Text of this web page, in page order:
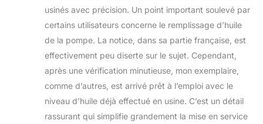
serre, pergola. Vous
pouvez couvrir
20m² environ 50
BARS DE PRESSION
brume fine qui
rafraichit sans
mouiller. Seul une
pression de 50 bars
usinés avec précision. Un point important soulevé par
certains utilisateurs concerne le remplissage d’huile
de la pompe. La notice, dans sa partie française, est
effectivement peu diserte sur le sujet. Cependant,
après une vérification minutieuse, mon exemplaire,
comme d’autres, est arrivé prêt à l’emploi avec le
niveau d’huile déjà effectué en usine. C’est un détail
rassurant qui simplifie grandement la mise en service